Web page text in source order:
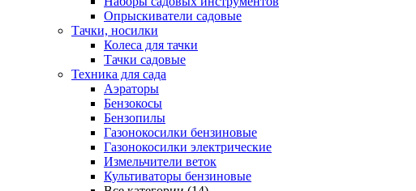
Опрыскиватели садовые
Тачки, носилки
Колеса для тачки
Тачки садовые
Техника для сада
Аэраторы
Бензокосы
Бензопилы
Газонокосилки бензиновые
Газонокосилки электрические
Измельчители веток
Культиваторы бензиновые